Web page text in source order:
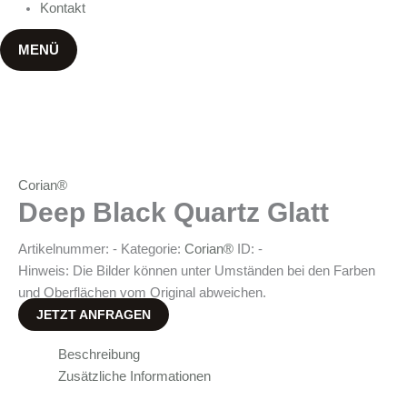
Kontakt
MENÜ
Corian®
Deep Black Quartz Glatt
Artikelnummer: - Kategorie: Corian® ID: -
Hinweis: Die Bilder können unter Umständen bei den Farben
und Oberflächen vom Original abweichen.
JETZT ANFRAGEN
Beschreibung
Zusätzliche Informationen